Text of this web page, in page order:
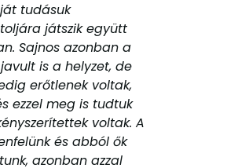
tudásuk
játszik együtt
Sajnos azonban a
is a helyzet, de
erőtlenek voltak,
ezzel meg is tudtuk
voltak. A
és abból ők
azonban azzal